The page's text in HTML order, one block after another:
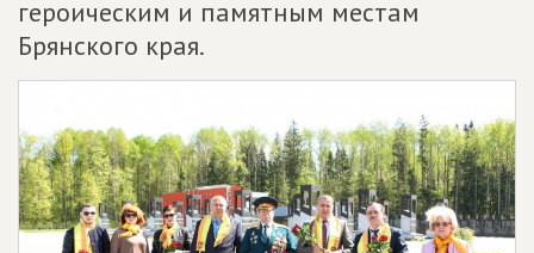
героическим и памятным местам
Брянского края.